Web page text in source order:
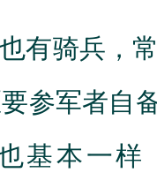
骑兵，常
参军者自
基本一样